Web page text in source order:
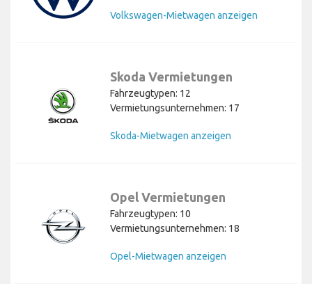
Volkswagen-Mietwagen anzeigen
Skoda Vermietungen
Fahrzeugtypen: 12
Vermietungsunternehmen: 17
Skoda-Mietwagen anzeigen
Opel Vermietungen
Fahrzeugtypen: 10
Vermietungsunternehmen: 18
Opel-Mietwagen anzeigen